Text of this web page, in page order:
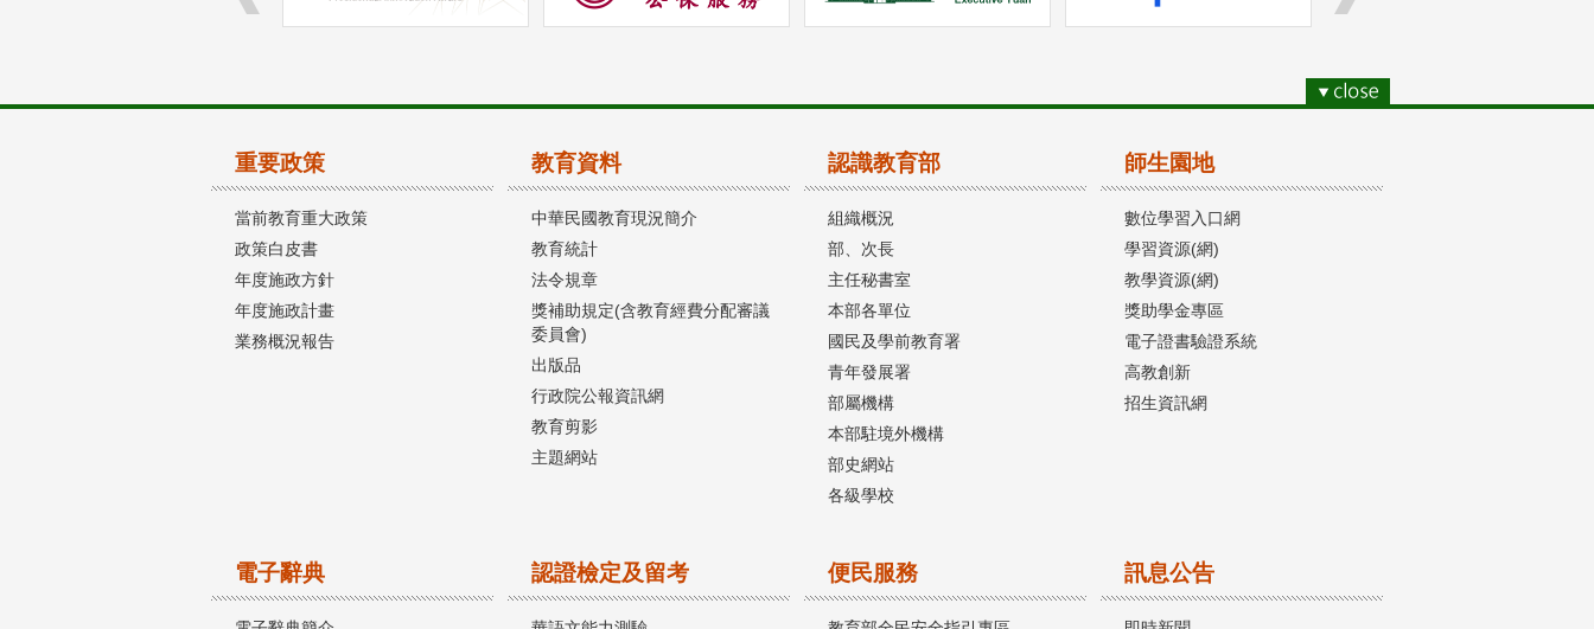
重要政策
當前教育重大政策
政策白皮書
年度施政方針
年度施政計畫
業務概況報告
教育資料
中華民國教育現況簡介
教育統計
法令規章
獎補助規定(含教育經費分配審議
委員會)
出版品
行政院公報資訊網
教育剪影
主題網站
認識教育部
組織概況
部、次長
主任秘書室
本部各單位
國民及學前教育署
青年發展署
部屬機構
本部駐境外機構
部史網站
各級學校
師生園地
數位學習入口網
學習資源(網)
教學資源(網)
獎助學金專區
電子證書驗證系統
高教創新
招生資訊網
電子辭典 認證檢定及留考 便民服務 訊息公告